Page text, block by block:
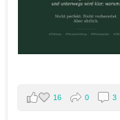
16 0 3